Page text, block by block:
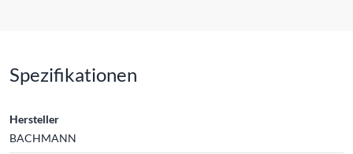
Spezifikationen
Hersteller
BACHMANN